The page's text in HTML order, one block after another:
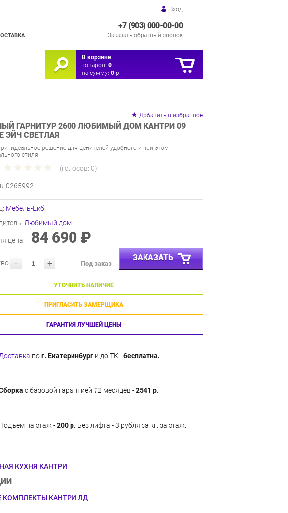
Вход
+7 (903) 000-00-00
Заказать обратный звонок
В корзине
товаров: 0
на сумму: 0 р.
Добавить в избранное
ГАРНИТУР 2600 ЛЮБИМЫЙ ДОМ КАНТРИ 09
ЭЙЧ СВЕТЛАЯ
идеальное решение для ценителей удобного и при этом
стиля
(голосов: 0)
u-0265992
Мебель-Екб
Любимый дом
цена: 84 690 ₽
- + Под заказ
ЗАКАЗАТЬ
УТОЧНИТЬ НАЛИЧИЕ
ПРИГЛАСИТЬ ЗАМЕРЩИКА
ГАРАНТИЯ ЛУЧШЕЙ ЦЕНЫ
Доставка пог. Екатеринбург и до ТК -бесплатна.
с базовой гарантией 12 месяцев -2541 р.
Подъём на этаж -200 р. Без лифта - 3 рубля за кг. за этаж.
КУХНЯ КАНТРИ
КОМПЛЕКТЫ КАНТРИ ЛД